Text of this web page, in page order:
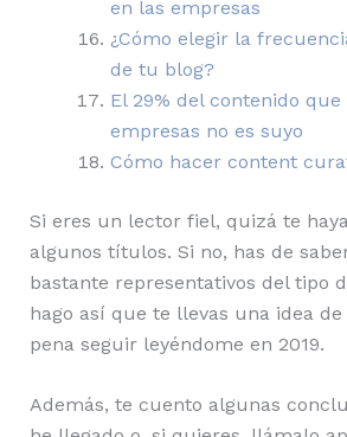
en las empresas
¿Cómo elegir la
de tu blog?
El 29% del contenido
empresas no es suyo
Cómo hacer content
Si eres un lector fiel, quizá te
algunos títulos. Si no, has de
bastante representativos del tipo
hago así que te llevas una idea
pena seguir leyéndome en 2019.
Además, te cuento algunas